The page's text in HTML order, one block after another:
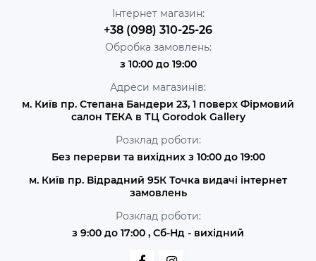
Інтернет магазин:
+38 (098) 310-25-26
Обробка замовлень:
з 10:00 до 19:00
Адреси магазинів:
м. Київ пр. Степана Бандери 23, 1 поверх Фірмовий
салон ТЕКА в ТЦ Gorodok Gallery
Розклад роботи:
Без перерви та вихідних з 10:00 до 19:00
м. Київ пр. Відрадний 95К Точка видачі інтернет
замовлень
Розклад роботи:
з 9:00 до 17:00 , Сб-Нд - вихідний